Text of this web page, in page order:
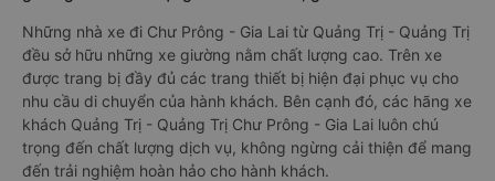
Những nhà xe đi Chư Prông - Gia Lai từ Quảng Trị - Quảng Trị
đều sở hữu những xe giường nằm chất lượng cao. Trên xe
được trang bị đầy đủ các trang thiết bị hiện đại phục vụ cho
nhu cầu di chuyển của hành khách. Bên cạnh đó, các hãng xe
khách Quảng Trị - Quảng Trị Chư Prông - Gia Lai luôn chú
trọng đến chất lượng dịch vụ, không ngừng cải thiện để mang
đến trải nghiệm hoàn hảo cho hành khách.